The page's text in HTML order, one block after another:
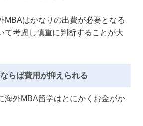
MBAはかなりの出費が必要となる
て考慮し慎重に判断することが大
らば費用が抑えられる
海外MBA留学はとにかくお金がか